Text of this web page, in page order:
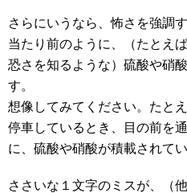
さらにいうなら、怖さを強調
当たり前のように、（たとえ
恐さを知るような）硫酸や硝
す。
想像してみてください。たと
停車しているとき、目の前を
に、硫酸や硝酸が積載されてい
ささいな１文字のミスが、（